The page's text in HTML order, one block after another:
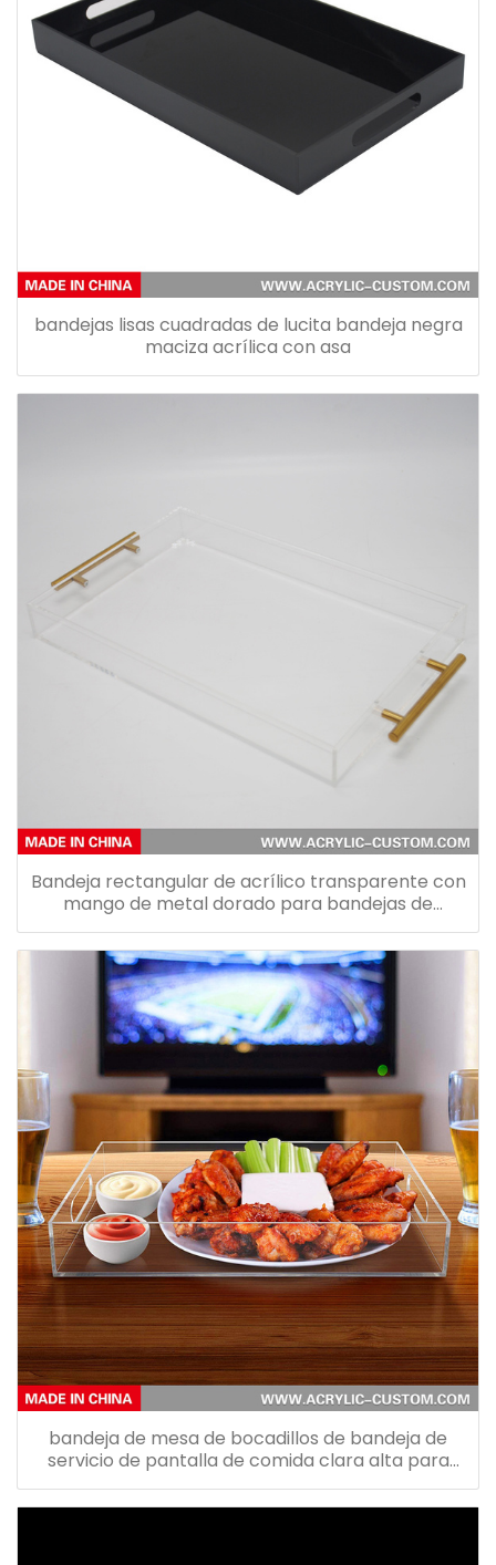
bandejas lisas cuadradas de lucita bandeja negra
maciza acrílica con asa
Bandeja rectangular de acrílico transparente con
mango de metal dorado para bandejas de
restaurante de hotel
bandeja de mesa de bocadillos de bandeja de
servicio de pantalla de comida clara alta para
exhibición